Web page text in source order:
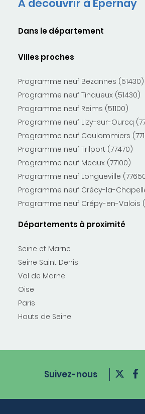
À découvrir à Épernay
Dans le département
Villes proches
Programme neuf Bezannes (51430)
Programme neuf Tinqueux (51430)
Programme neuf Reims (51100)
Programme neuf Lizy-sur-Ourcq
Programme neuf Coulommiers
Programme neuf Trilport (77470)
Programme neuf Meaux (77100)
Programme neuf Longueville
Programme neuf Crécy-la-
Programme neuf Crépy-en-Valois
Départements à proximité
Seine et Marne
Seine Saint Denis
Val de Marne
Oise
Paris
Hauts de Seine
Suivez-nous